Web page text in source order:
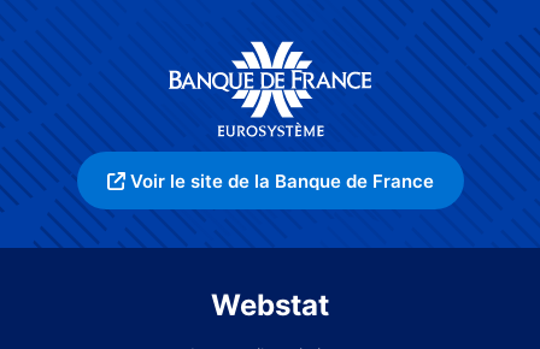
Voir le site de la Banque de France
Webstat